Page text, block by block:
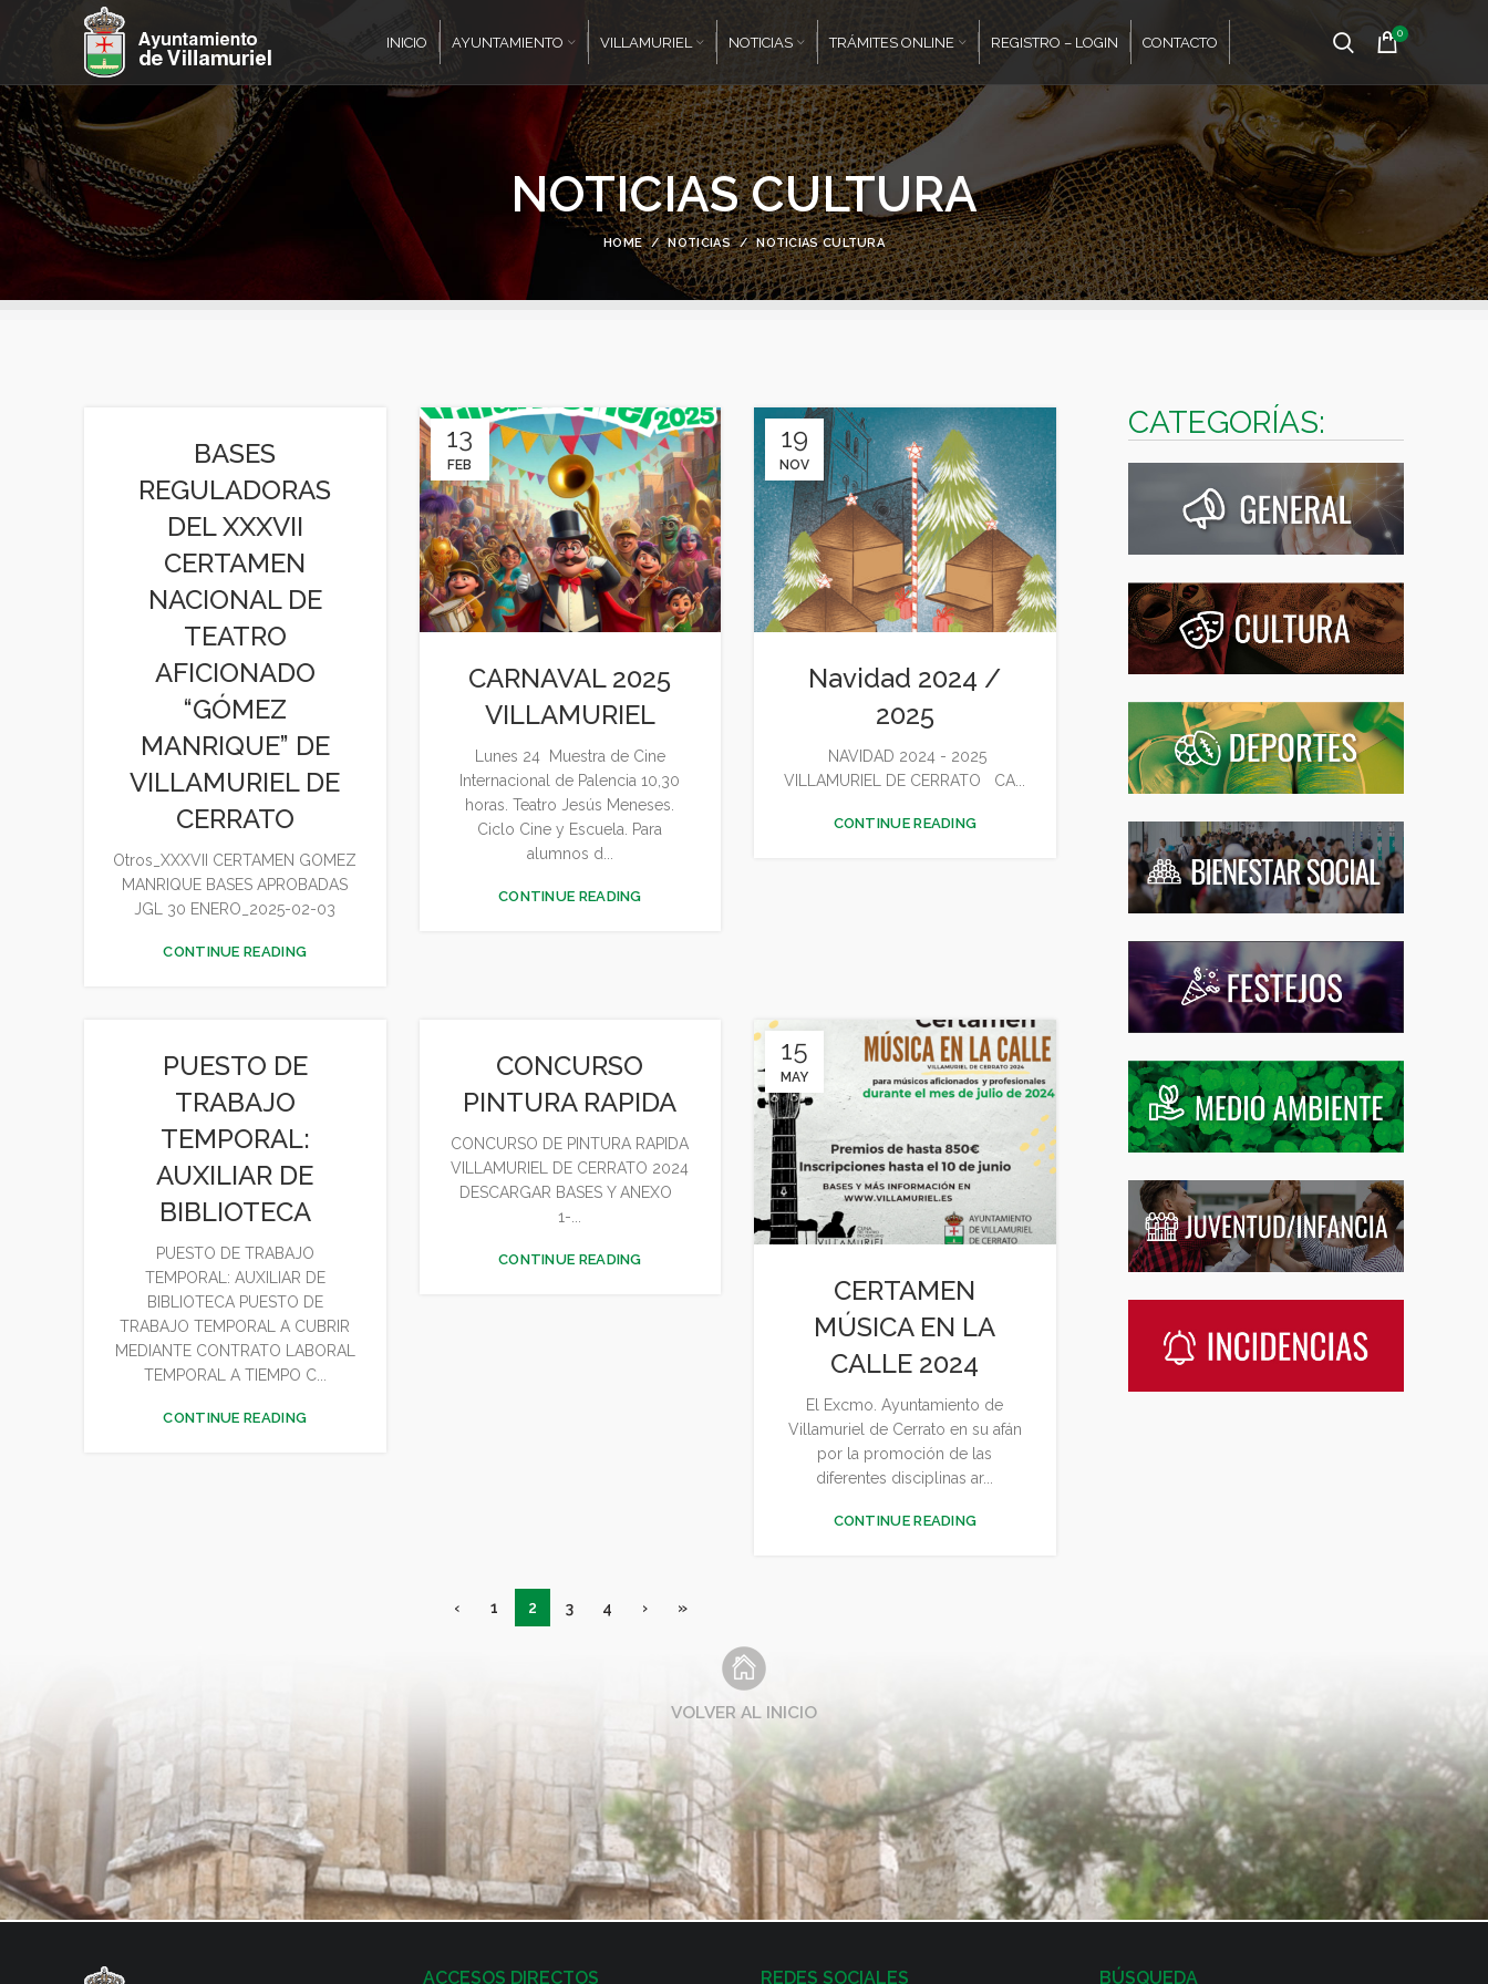
INICIO AYUNTAMIENTO VILLAMURIEL NOTICIAS TRÁMITES ONLINE REGISTRO – LOGIN CONTACTO
0
NOTICIAS CULTURA
HOME NOTICIAS NOTICIAS CULTURA
BASES
REGULADORAS
DEL XXXVII
CERTAMEN
NACIONAL DE
TEATRO
AFICIONADO
“GÓMEZ
MANRIQUE” DE
VILLAMURIEL DE
CERRATO
Otros_XXXVII CERTAMEN GOMEZ
MANRIQUE BASES APROBADAS
JGL 30 ENERO_2025-02-03
CONTINUE READING
13
FEB
CARNAVAL 2025
VILLAMURIEL
Lunes 24 Muestra de Cine
Internacional de Palencia 10,30
horas. Teatro Jesús Meneses.
Ciclo Cine y Escuela. Para
alumnos d...
CONTINUE READING
19
NOV
Navidad 2024 /
2025
NAVIDAD 2024 - 2025
VILLAMURIEL DE CERRATO CA...
CONTINUE READING
PUESTO DE
TRABAJO
TEMPORAL:
AUXILIAR DE
BIBLIOTECA
PUESTO DE TRABAJO
TEMPORAL: AUXILIAR DE
BIBLIOTECA PUESTO DE
TRABAJO TEMPORAL A CUBRIR
MEDIANTE CONTRATO LABORAL
TEMPORAL A TIEMPO C...
CONTINUE READING
CONCURSO
PINTURA RAPIDA
CONCURSO DE PINTURA RAPIDA
VILLAMURIEL DE CERRATO 2024
DESCARGAR BASES Y ANEXO
1-...
CONTINUE READING
15
MAY
CERTAMEN
MÚSICA EN LA
CALLE 2024
El Excmo. Ayuntamiento de
Villamuriel de Cerrato en su afán
por la promoción de las
diferentes disciplinas ar...
CONTINUE READING
‹ 1 2 3 4 › »
CATEGORÍAS:
VOLVER AL INICIO
ACCESOS DIRECTOS REDES SOCIALES BÚSQUEDA